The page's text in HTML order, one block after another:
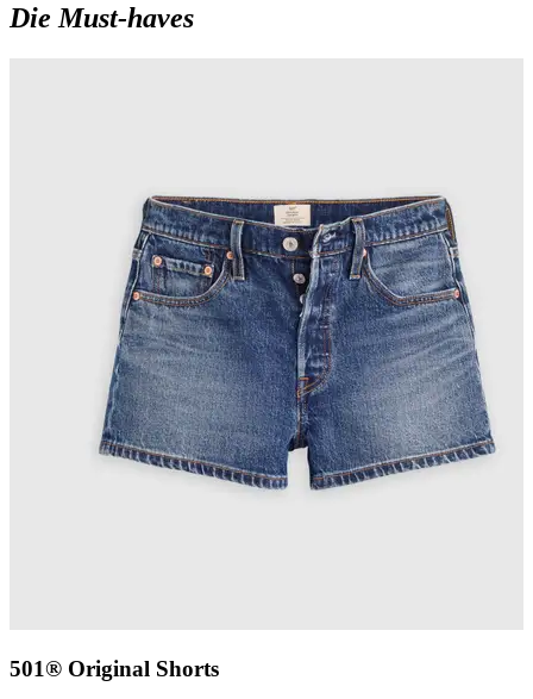
Die Must-haves
501® Original Shorts